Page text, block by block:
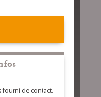
fourni de contact.